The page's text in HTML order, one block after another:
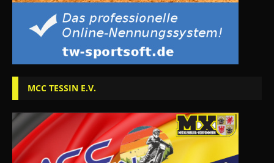
MCC TESSIN E.V.